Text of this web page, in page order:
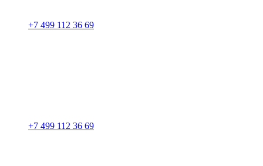
+7 499 112 36 69
+7 499 112 36 69